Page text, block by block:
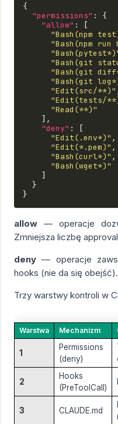
{
"permissions" :
{
"allow" :
[
"Bash(npm
"Bash(npm
"Bash(git
"Bash(git
"Bash(git
"Edit(src/**)"
"Edit(tests/
"Read(**)"
],
"deny" :
[
"Edit(.env*)" ,
"Edit(*.pem)" ,
"Bash(curl*)" ,
"Bash(wget*)"
]
}
}
allow— operacje
Zmniejsza liczbę
deny— operacje
hooks (nie da się obejść).
Trzy warstwy kontroli w
Warstwa Mechanizm
1
Permissions
(deny)
2
Hooks
(PreToolCall)
3 CLAUDE.md